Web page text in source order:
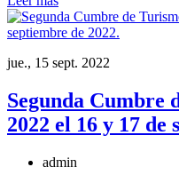
jue., 15 sept. 2022
Segunda Cumbre
2022 el 16 y 17 de
admin